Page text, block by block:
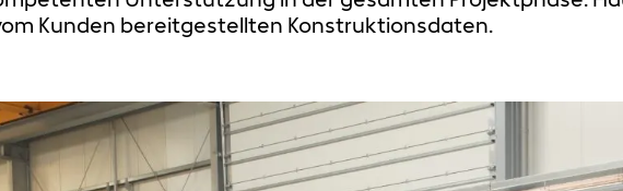
Kunden bereitgestellten Konstruktionsdaten.